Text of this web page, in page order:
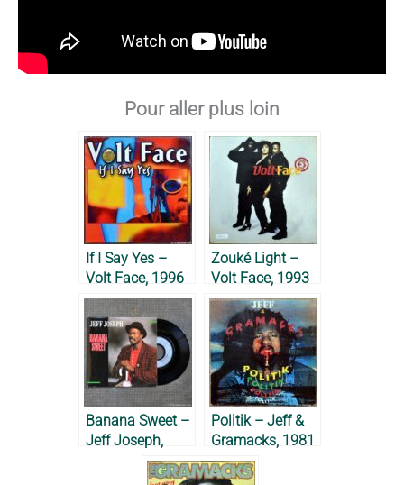
Pour aller plus loin
If I Say Yes –
Volt Face, 1996
Zouké Light –
Volt Face, 1993
Banana Sweet –
Jeff Joseph,
Politik – Jeff &
Gramacks, 1981